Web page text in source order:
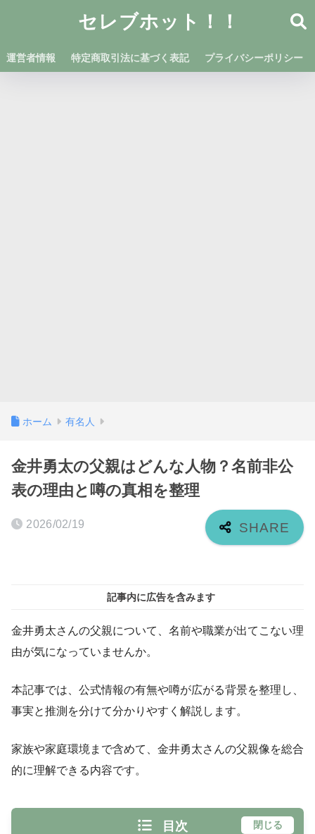
セレブホット！！
運営者情報 特定商取引法に基づく表記 プライバシーポリシー
ホーム 有名人
金井勇太の父親はどんな人物？名前非公
表の理由と噂の真相を整理
2026/02/19
記事内に広告を含みます
金井勇太さんの父親について、名前や職業が出てこない理
由が気になっていませんか。
本記事では、公式情報の有無や噂が広がる背景を整理し、
事実と推測を分けて分かりやすく解説します。
家族や家庭環境まで含めて、金井勇太さんの父親像を総合
的に理解できる内容です。
目次 閉じる